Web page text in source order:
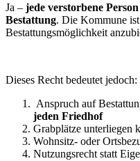
Ja – jede verstorbene
Bestattung. Die Kommune
Bestattungsmöglichkeit
Dieses Recht bedeutet jedoch:
Anspruch auf
jeden Friedhof
Grabplätze unterliegen
Wohnsitz- oder
Nutzungsrecht statt